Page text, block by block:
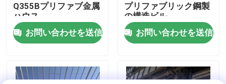
わたしたち に つい て
工場 ツアー
品質管理
Q355Bプリファブ金属
ハウス
お問い合わせを送信
プリファブリック鋼製
の構造ビル
お問い合わせを送信